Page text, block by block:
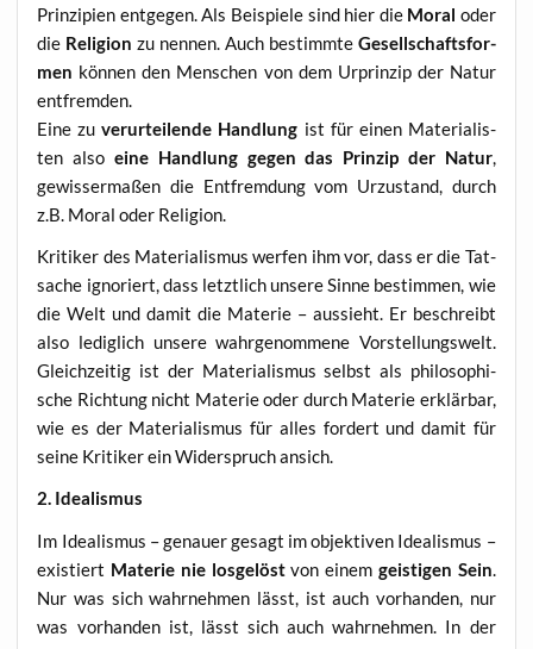
Prin­zi­pi­en ent­ge­gen. Als Bei­spie­le sind hier die Moral oder
die Reli­gi­onzu nen­nen. Auch bestimm­te Gesell­schafts­for­
men kön­nen den Men­schen von dem Urprin­zip der Natur
entfremden.
Eine zuver­ur­tei­len­de Hand­lung ist für einen Mate­ria­lis­
ten also eine Hand­lung gegen das Prin­zip der Natur,
gewis­ser­ma­ßen die Ent­frem­dung vom Urzu­stand, durch
z.B. Moral oder Religion.
Kri­ti­ker des Mate­ria­lis­mus wer­fen ihm vor, dass er die Tat­
sa­che igno­riert, dass letzt­lich unse­re Sin­ne bestim­men, wie
die Welt und damit die Mate­rie – aus­sieht. Er beschreibt
also ledig­lich unse­re wahr­ge­nom­me­ne Vor­stel­lungs­welt.
Gleich­zei­tig ist der Mate­ria­lis­mus selbst als phi­lo­so­phi­
sche Rich­tung nicht Mate­rie oder durch Mate­rie erklär­bar,
wie es der Mate­ria­lis­mus für alles for­dert und damit für
sei­ne Kri­ti­ker ein Wider­spruch ansich.
2. Idea­lis­mus
Im Idea­lis­mus – genau­er gesagt im objek­ti­ven Idea­lis­mus –
exis­tiert Mate­rie nie los­ge­löstvon einem geis­ti­gen Sein.
Nur was sich wahr­neh­men lässt, ist auch vor­han­den, nur
was vor­han­den ist, lässt sich auch wahr­neh­men. In der